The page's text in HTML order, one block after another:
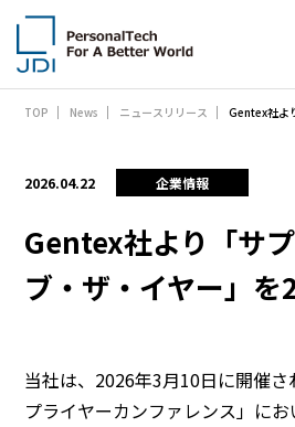
企業情報
製品・技術
サステナビリティ
IR情報
News
TOP News ニュースリリース Gentex社よ
2026.04.22 企業情報
Gentex社より「サ
ブ・ザ・イヤー」を
当社は、2026年3月10日に開催
プライヤーカンファレンス」に